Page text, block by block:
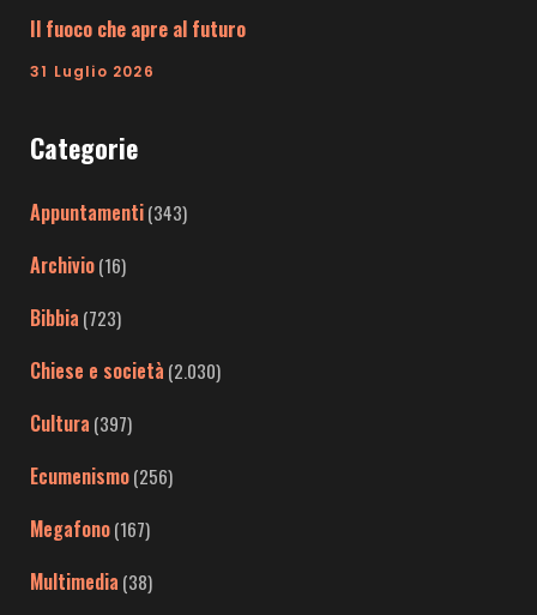
Il fuoco che apre al futuro
31 Luglio 2026
Categorie
Appuntamenti(343)
Archivio(16)
Bibbia (723)
Chiese e società (2.030)
Cultura (397)
Ecumenismo(256)
Megafono(167)
Multimedia (38)